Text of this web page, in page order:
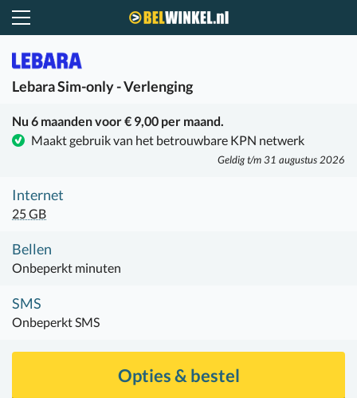
LebaraSim-only - Verlenging
Nu 6 maanden voor € 9,00 per maand.
Maakt gebruik van het betrouwbare KPN netwerk
Geldig t/m 31 augustus 2026
Internet
25 GB
Bellen
Onbeperkt minuten
SMS
Onbeperkt SMS
Opties & bestel